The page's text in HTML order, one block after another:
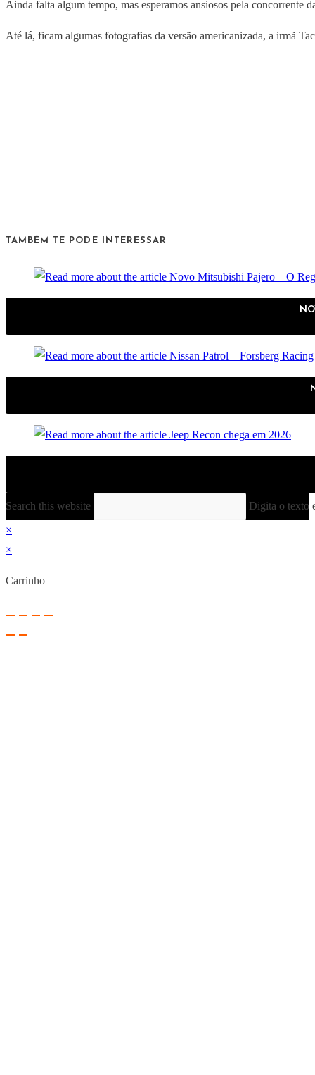
Ainda falta algum tempo, mas esperamos ansiosos pela concorrente
Até lá, ficam algumas fotografias da versão americanizada, a irmã
TAMBÉM TE PODE INTERESSAR
Search this website
Digita o texto
×
×
Carrinho